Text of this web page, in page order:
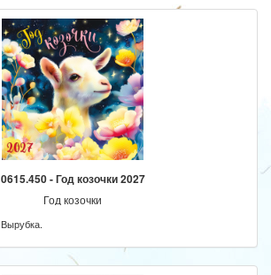
0615.450 - Год козочки 2027
Год козочки
Вырубка.